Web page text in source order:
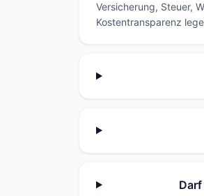
Versicherung, Steuer,
Kostentransparenz